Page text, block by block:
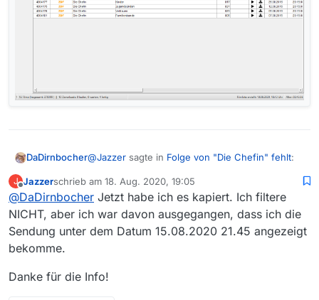
DaDirnbocher@Jazzer sagte in Folge von "Die Chefin" fehlt:
@media_freadIch habe gar keinen Filter
laufen.
Bei mir ist die fragliche Folge da, und auch
andere.
J
Offline
Jazzerschrieb am 18. Aug. 2020, 19:05
zuletzt editiert von
@DaDirnbocher Jetzt habe ich es kapiert. Ich filtere
NICHT, aber ich war davon ausgegangen, dass ich die
Sendung unter dem Datum 15.08.2020 21.45 angezeigt
bekomme.
Danke für die Info!